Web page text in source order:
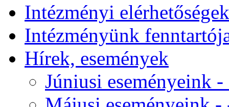
Intézményi elérhetőségek
Intézményünk
Hírek, események
Júniusi eseményeink